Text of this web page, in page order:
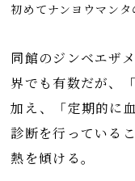
初めてナンヨウマンタ
同館のジンベエザ
界でも有数だが、
加え、「定期的に
診断を行っている
熱を傾ける。